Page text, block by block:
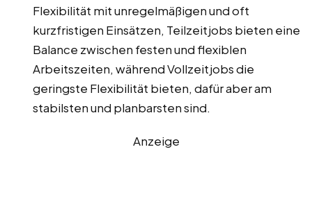
Flexibilität mit unregelmäßigen und oft
kurzfristigen Einsätzen, Teilzeitjobs bieten eine
Balance zwischen festen und flexiblen
Arbeitszeiten, während Vollzeitjobs die
geringste Flexibilität bieten, dafür aber am
stabilsten und planbarsten sind.
Anzeige